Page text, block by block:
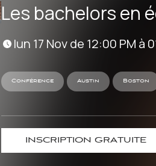
Les bachelors en
lun 17 Nov de 12:00 PM à
Conférence Austin Boston
INSCRIPTION GRATUITE